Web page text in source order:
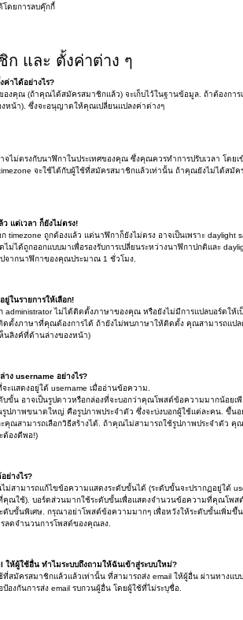
โดยการลบคุ๊กกี้
ก และ ตั้งค่าต่าง ๆ
ค่าได้อย่างไร?
งคุณ (ถ้าคุณได้สมัครสมาชิกแล้ว) จะเก็บไว้ในฐานข้อมูล. ถ้าต้องกา
หน้า). ซึ่งจะอนุญาตให้คุณเปลี่ยนแปลงค่าต่างๆ
ไม่ตรงกับนาฬิกาในประเทศของคุณ ซึ่งคุณควรทำการปรับเวลา โดย
จะใช้ได้กับผู้ใช้ที่สมัครสมาชิกแล้วเท่านั้น ถ้าคุณยังไม่ได้ส
แต่เวลา ก็ยังไม่ตรง!
timezone ถูกต้องแล้ว แต่นาฬิกาก็ยังไม่ตรง อาจเป็นเพราะ daylight
ไม่ได้ถูกออกแบบมาเพื่อรองรับการเปลี่ยนระหว่างนาฬิกาปกติและ
จากนาฬิกาของคุณประมาณ 1 ชั่วโมง.
ในรายการให้เลือก!
administrator ไม่ได้ติดตั้งภาษาของคุณ หรือยังไม่มีการแปลบอร์ดให้
ดตั้งภาษาที่คุณต้องการได้ ถ้ายังไม่พบภาษาให้ติดตั้ง คุณสามารถแป
ห็นลิงค์ที่ด้านล่างของหน้า)
าง username อย่างไร?
ะแสดงอยู่ใต้ username เมื่ออ่านข้อความ.
ขั้น อาจเป็นรูปดาวหรือกล่องที่จะบอกว่าคุณโพสต์ข้อความมากน้อยเพี
ปภาพขนาดใหญ่ คือรูปภาพประจำตัว ซึ่งจะบ่งบอกผู้ใช้แต่ละคน. ขึ้นอ
คุณสามารถเลือกวิธีสร้างได้. ถ้าคุณไม่สามารถใช้รูปภาพประจำตัว คุ
ต้องดีพอ!)
ย่างไร?
สามารถแก้ไขข้อความแสดงระดับขั้นได้ (ระดับขั้นจะปรากฏอยู่ใต้
ณใช้). บอร์ดส่วนมากใช้ระดับขั้นเพื่อแสดงจำนวนข้อความที่คุณโพสต์
ะดับขั้นพิเศษ. กรุณาอย่าโพสต์ข้อความมากๆ เพื่อหวังให้ระดับขั้นเพิ่มขึ้
ลดจำนวนการโพสต์ของคุณลง.
ให้ผู้ใช้อื่น ทำไมระบบถึงถามให้ฉันเข้าสู่ระบบใหม่?
สมัครสมาชิกแล้วแล้วเท่านั้น ที่สามารถส่ง email ให้ผู้อื่น ผ่านทางแบ
องกันการส่ง email รบกวนผู้อื่น โดยผู้ใช้ที่ไม่ระบุชื่อ.